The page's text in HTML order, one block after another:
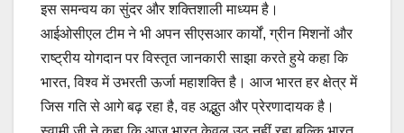
इस समन्वय का सुंदर और शक्तिशाली माध्यम है।
आईओसीएल टीम ने भी अपन सीएसआर कार्यों, ग्रीन मिशनों और
राष्ट्रीय योगदान पर विस्तृत जानकारी साझा करते हुये कहा कि
भारत, विश्व में उभरती ऊर्जा महाशक्ति है। आज भारत हर क्षेत्र में
जिस गति से आगे बढ़ रहा है, वह अद्भुत और प्रेरणादायक है।